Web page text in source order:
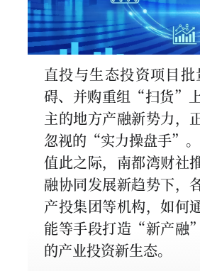
直投与生态投资项目
碍、并购重组“扫货”
主的地方产融新势力，
忽视的“实力操盘手”。
值此之际，南都湾财
融协同发展新趋势下，
产投集团等机构，如何
能等手段打造“新产融
的产业投资新生态。